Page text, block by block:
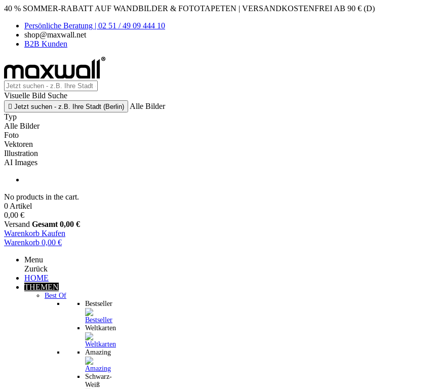
40 % SOMMER-RABATT AUF WANDBILDER & FOTOTAPETEN | VERSANDKOSTENFREI AB 90 € (D)
Persönliche Beratung | 02 51 / 49 09 444 10
shop@maxwall.net
B2B Kunden
Visuelle Bild Suche
 Jetzt suchen - z.B. Ihre Stadt (Berlin)
Alle Bilder
Typ
Alle Bilder
Foto
Vektoren
Illustration
AI Images
No products in the cart.
0 Artikel
0,00 €
Versand Gesamt 0,00 €
Warenkorb Kaufen
Warenkorb 0,00 €
Menu
Zurück
HOME
THEMEN
Best Of
Bestseller
Weltkarten
Amazing
Schwarz-
Weiß